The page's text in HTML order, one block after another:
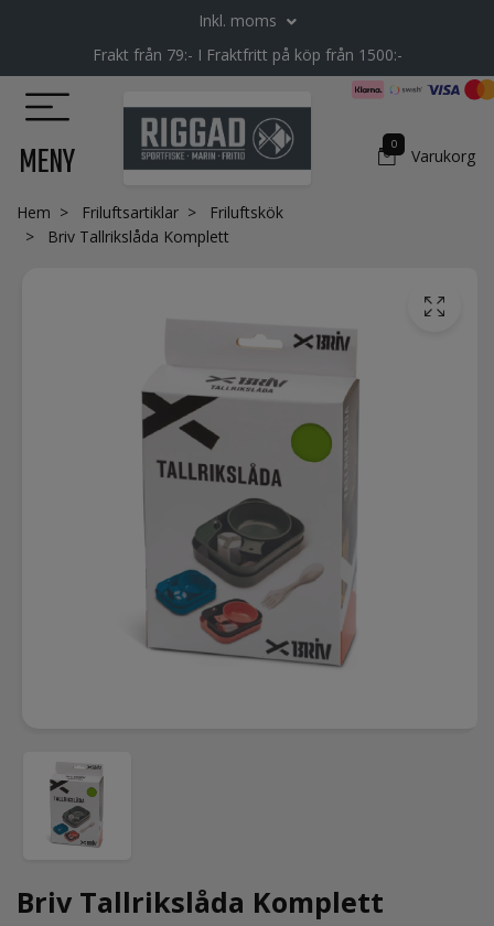
Inkl. moms
Frakt från 79:- I Fraktfritt på köp från 1500:-
MENY 0
Varukorg
Hem Friluftsartiklar
Friluftskök
Briv Tallrikslåda Komplett
Briv Tallrikslåda Komplett